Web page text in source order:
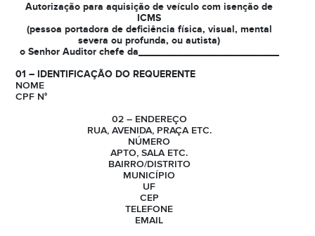
Autorização para aquisição de veículo com isenção de
ICMS
(pessoa portadora de deficiência física, visual, mental
severa ou profunda, ou autista)
o Senhor Auditor chefe da_________________________
01 – IDENTIFICAÇÃO DO REQUERENTE
NOME
CPF N°
02 – ENDEREÇO
RUA, AVENIDA, PRAÇA ETC.
NÚMERO
APTO, SALA ETC.
BAIRRO/DISTRITO
MUNICÍPIO
UF
CEP
TELEFONE
EMAIL